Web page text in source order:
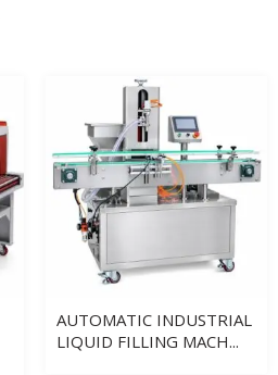
AUTOMATIC INDUSTRIAL
LIQUID FILLING MACH...